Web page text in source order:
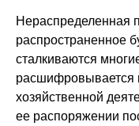
Нераспределенная
распространенное
сталкиваются
расшифровывается
хозяйственной
ее распоряжении